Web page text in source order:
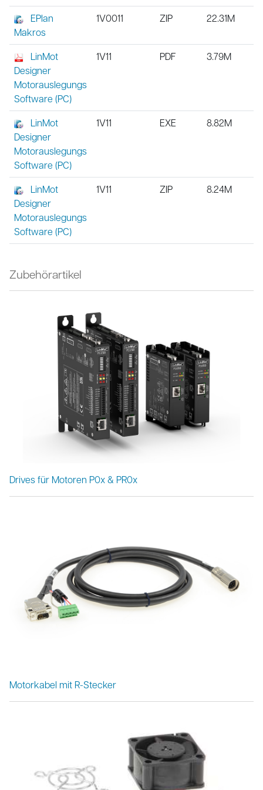
EPlan
Makros
1V0011 ZIP 22.31M
LinMot
Designer
Motorauslegungs
Software (PC)
1V11 PDF 3.79M
LinMot
Designer
Motorauslegungs
Software (PC)
1V11 EXE 8.82M
LinMot
Designer
Motorauslegungs
Software (PC)
1V11 ZIP 8.24M
Zubehörartikel
Drives für Motoren P0x & PR0x
Motorkabel mit R-Stecker